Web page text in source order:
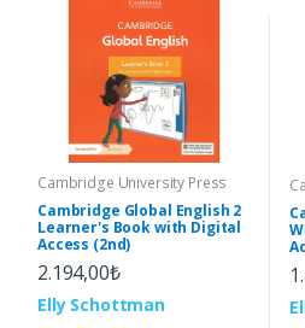
Cambridge University Press
Cambridge Global English 2
Learner's Book with Digital
Access (2nd)
2.194,00₺
Elly Schottman